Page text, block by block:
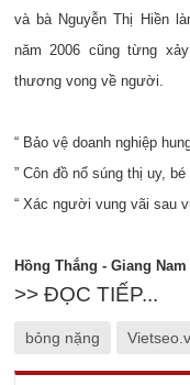
và bà Nguyễn Thị Hiền
năm 2006 cũng từng
thương vong về người.
“ Bảo vệ doanh nghiệp
” Côn đồ nổ súng thị uy,
“ Xác người vung vãi sau
Hồng Thắng - Giang
>> ĐỌC TIẾP...
bỏng nặng